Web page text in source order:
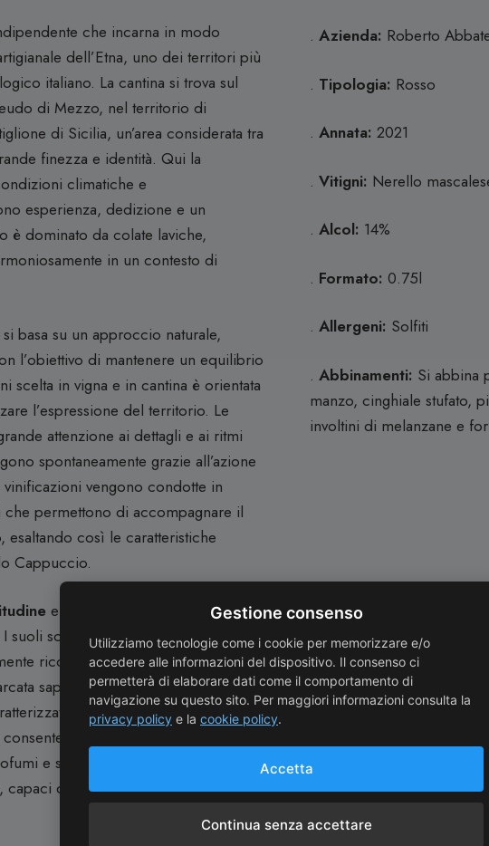
che incarna in modo
dell’Etna, uno dei territori più
italiano. La cantina si trova sul
di Mezzo, nel territorio di
di Sicilia, un’area considerata tra
finezza e identità. Qui la
climatiche e
esperienza, dedizione e un
è dominato da colate laviche,
in un contesto di
basa su un approccio naturale,
l’obiettivo di mantenere un equilibrio
scelta in vigna e in cantina è orientata
l’espressione del territorio. Le
attenzione ai dettagli e ai ritmi
spontaneamente grazie all’azione
vengono condotte in
che permettono di accompagnare il
così le caratteristiche
Cappuccio.
e sono coltivati sia ad alberello,
suoli sono di origine lavica, sabbiosi
ricchi di microelementi minerali
sapidità e una tensione gustativa
da importanti escursioni
una maturazione lenta e
e struttura. Questo equilibrio
capaci di esprimere con precisione il
. Azienda: Roberto
. Tipologia: Rosso
. Annata: 2021
. Vitigni: Nerello
. Alcol: 14%
. Formato: 0.75l
. Allergeni: Solfiti
. Abbinamenti: Si abbina
manzo, cinghiale stufato,
involtini di melanzane e
Gestione consenso
Utilizziamo tecnologie come i cookie per memorizzare e/o
accedere alle informazioni del dispositivo. Il consenso ci
permetterà di elaborare dati come il comportamento di
navigazione su questo sito. Per maggiori informazioni consulta la
privacy policy e la cookie policy.
Accetta
Continua senza accettare